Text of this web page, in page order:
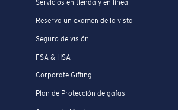
Servicios en tienda y en línea
Reserva un examen de la vista
Seguro de visión
FSA & HSA
Corporate Gifting
Plan de Protección de gafas